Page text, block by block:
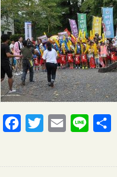
FacebookTwitter Email Line